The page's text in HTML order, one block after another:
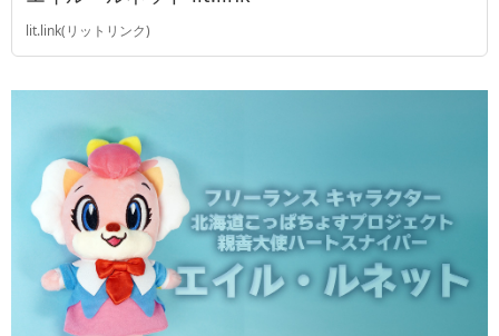
lit.link(リットリンク)